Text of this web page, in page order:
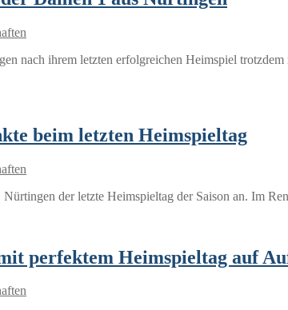
nach ihrem letzten erfolgreichen Heimspiel
beim letzten Heimspieltag
der letzte Heimspieltag der Saison an. Im
perfektem Heimspieltag auf